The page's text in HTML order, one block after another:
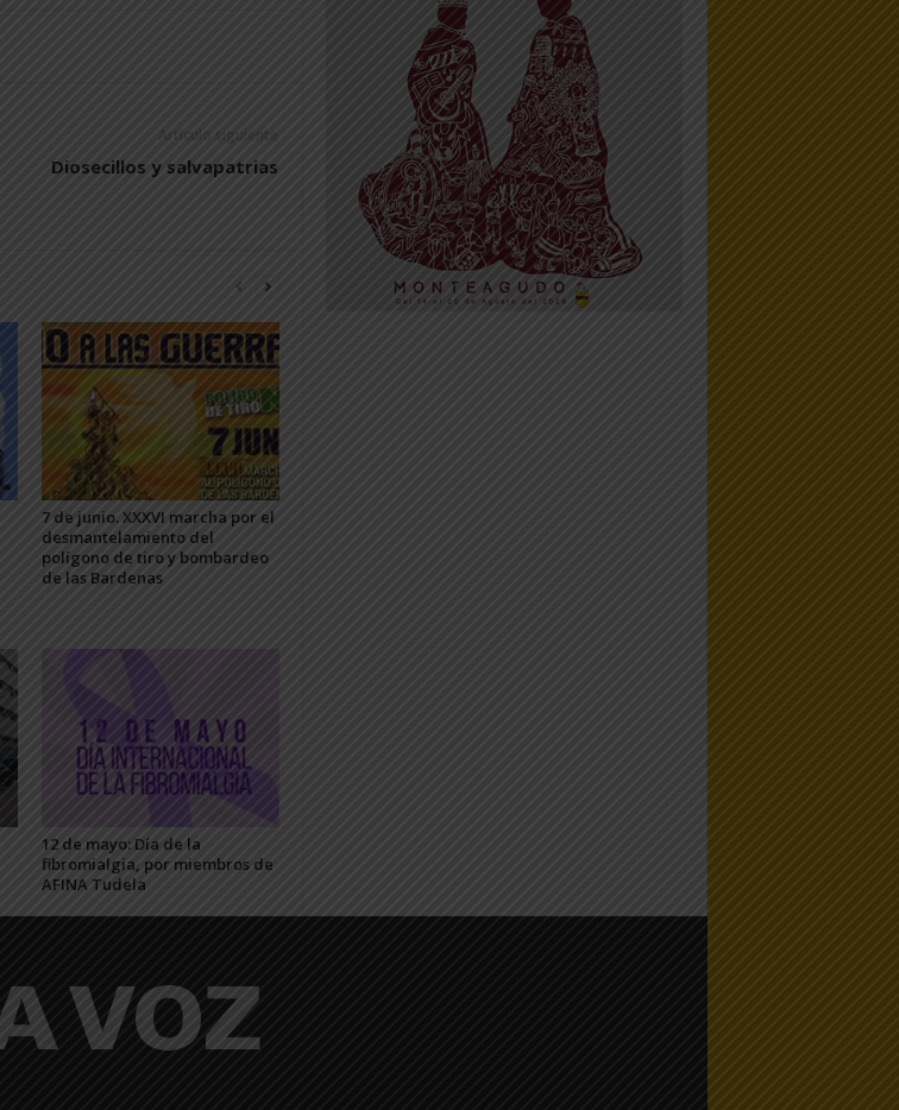
Artículo siguiente
Diosecillos y salvapatrias
7 de junio. XXXVI marcha por el
desmantelamiento del
polígono de tiro y bombardeo
de las Bardenas
12 de mayo: Día de la
fibromialgia, por miembros de
AFINA Tudela